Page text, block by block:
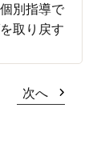
別指導で
取り戻す
次へ